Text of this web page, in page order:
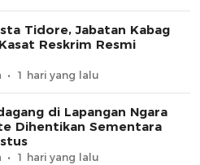
Tidore, Jabatan Kabag
Reskrim Resmi
1 hari yang lalu
di Lapangan Ngara
Dihentikan Sementara
1 hari yang lalu